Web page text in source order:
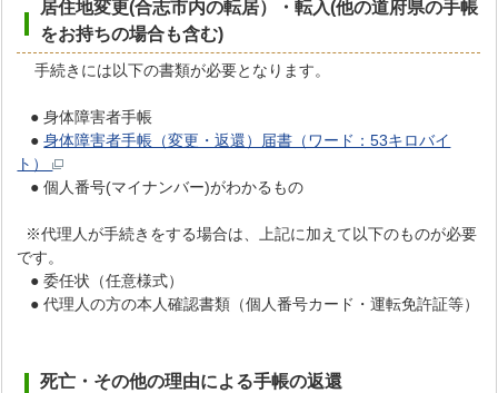
居住地変更(合志市内の転居）・転入(他の道府県の手帳
をお持ちの場合も含む)
手続きには以下の書類が必要となります。
● 身体障害者手帳
●身体障害者手帳（変更・返還）届書（ワード：53キロバイ
ト）
● 個人番号(マイナンバー)がわかるもの
※代理人が手続きをする場合は、上記に加えて以下のものが必要
です。
● 委任状（任意様式）
● 代理人の方の本人確認書類（個人番号カード・運転免許証等）
死亡・その他の理由による手帳の返還